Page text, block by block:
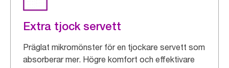
Extra tjock servett
Präglat mikromönster för en tjockare servett som
absorberar mer. Högre komfort och effektivare